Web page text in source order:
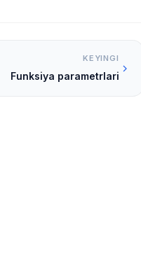
KEYINGI
Funksiya parametrlari